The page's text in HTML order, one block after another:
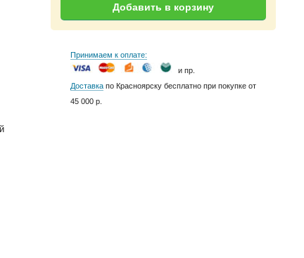
Добавить в корзину
Принимаем к оплате:
и пр.
Доставка по Красноярску бесплатно при покупке от
45 000 р.